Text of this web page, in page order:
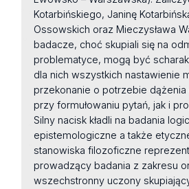
Kotarbińskiego, Janinę
Ossowskich oraz Mieczysława
badacze, choć skupiali się na
problematyce, mogą być
dla nich wszystkich nastawienie
przekonanie o potrzebie dążenia
przy formułowaniu pytań, jak i
Silny nacisk kładli na badania
epistemologiczne a także
stanowiska filozoficzne
prowadzący badania z zakresu
wszechstronny uczony